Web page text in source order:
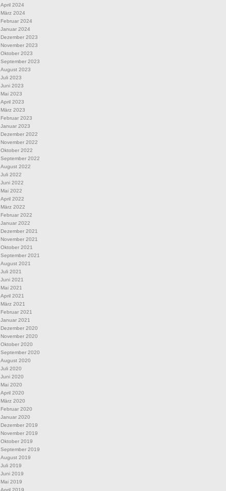
April 2024
März 2024
Februar 2024
Januar 2024
Dezember 2023
November 2023
Oktober 2023
September 2023
August 2023
Juli 2023
Juni 2023
Mai 2023
April 2023
März 2023
Februar 2023
Januar 2023
Dezember 2022
November 2022
Oktober 2022
September 2022
August 2022
Juli 2022
Juni 2022
Mai 2022
April 2022
März 2022
Februar 2022
Januar 2022
Dezember 2021
November 2021
Oktober 2021
September 2021
August 2021
Juli 2021
Juni 2021
Mai 2021
April 2021
März 2021
Februar 2021
Januar 2021
Dezember 2020
November 2020
Oktober 2020
September 2020
August 2020
Juli 2020
Juni 2020
Mai 2020
April 2020
März 2020
Februar 2020
Januar 2020
Dezember 2019
November 2019
Oktober 2019
September 2019
August 2019
Juli 2019
Juni 2019
Mai 2019
April 2019